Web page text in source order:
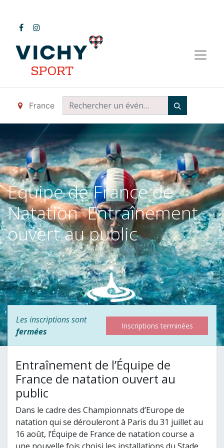
France
Équipe de France de
Natation Entraînement
ouvert au public
Les inscriptions sont
fermées
Inscriptions terminées
Entraînement de l’Équipe de
France de natation ouvert au
public
Dans le cadre des Championnats d’Europe de
natation qui se dérouleront à Paris du 31 juillet au
16 août, l’Équipe de France de natation course a